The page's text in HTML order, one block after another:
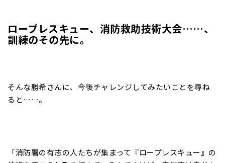
ロープレスキュー、消防救助技術大会……、
訓練のその先に。
そんな勝希さんに、今後チャレンジしてみたいことを尋ね
ると……。
「消防署の有志の人たちが集まって『ロープレスキュー』の